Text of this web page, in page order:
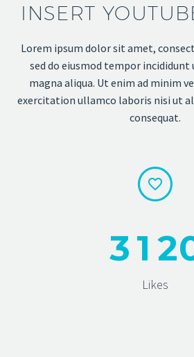
INSERT
Lorem ipsum dolor sit amet,
sed do eiusmod tempor
magna aliqua. Ut enim ad minim
exercitation ullamco laboris nisi ut
consequat.


31 2
Likes